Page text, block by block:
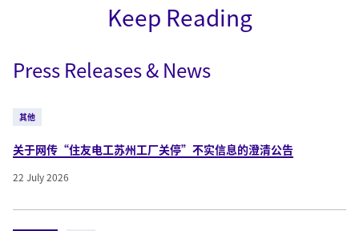
Keep Reading
Press Releases & News
其他
关于网传“住友电工苏州工厂关停”不实信息的澄清公告
22 July 2026